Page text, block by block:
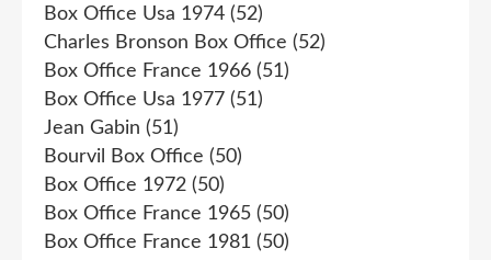
Box Office Usa 1974 (52)
Charles Bronson Box Office (52)
Box Office France 1966 (51)
Box Office Usa 1977 (51)
Jean Gabin (51)
Bourvil Box Office (50)
Box Office 1972 (50)
Box Office France 1965 (50)
Box Office France 1981 (50)